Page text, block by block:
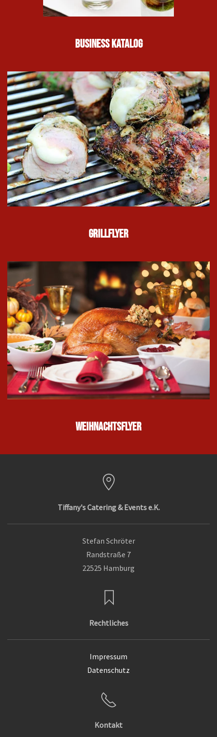
Business Katalog
Grillflyer
Weihnachtsflyer
Tiffany's Catering & Events e.K.
Stefan Schröter
Randstraße 7
22525 Hamburg
Rechtliches
Impressum
Datenschutz
Kontakt